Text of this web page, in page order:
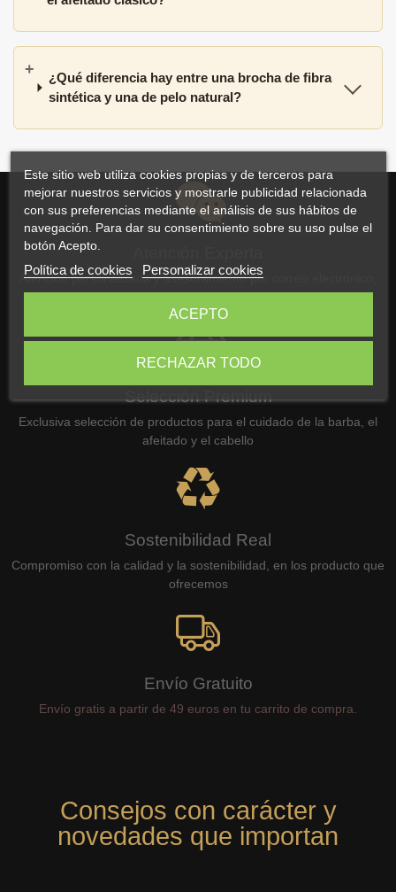
¿Qué diferencia hay entre una brocha de fibra
sintética y una de pelo natural?
Este sitio web utiliza cookies propias y de terceros para
mejorar nuestros servicios y mostrarle publicidad relacionada
con sus preferencias mediante el análisis de sus hábitos de
navegación. Para dar su consentimiento sobre su uso pulse el
botón Acepto.
Política de cookies Personalizar cookies
RECHAZAR TODO
ACEPTO
Atención personalizada y asesoramiento por correo electrónico,
WhatsApp o teléfono
Selección Premium
Exclusiva selección de productos para el cuidado de la barba, el
afeitado y el cabello
Sostenibilidad Real
Compromiso con la calidad y la sostenibilidad, en los producto que
ofrecemos
Envío Gratuito
Envío gratis a partir de 49 euros en tu carrito de compra.
Consejos con carácter y
novedades que importan